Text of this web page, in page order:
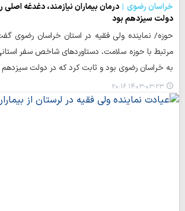
خراسان رضوی
درمان بیماران نیازمند، دغدغه
دولت سیزدهم بود
مرتبط با حوزه سلامت، دستاوردهای شاخص سفر
به خراسان رضوی بود و ثابت کرد که در دولت
۱۴۰۳-۰۳-۲۳ ۲۰:۱۶